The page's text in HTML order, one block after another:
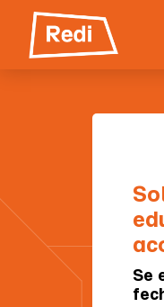
Skip
Se